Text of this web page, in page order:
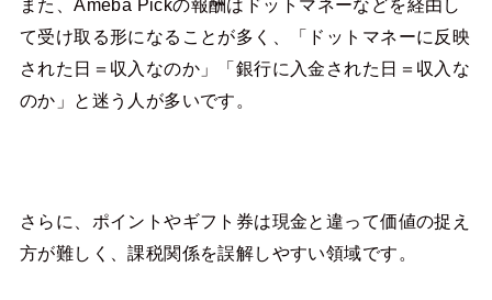
また、Ameba Pickの報酬はドットマネーなどを経由し
て受け取る形になることが多く、「ドットマネーに反映
された日＝収入なのか」「銀行に入金された日＝収入な
のか」と迷う人が多いです。
さらに、ポイントやギフト券は現金と違って価値の捉え
方が難しく、課税関係を誤解しやすい領域です。